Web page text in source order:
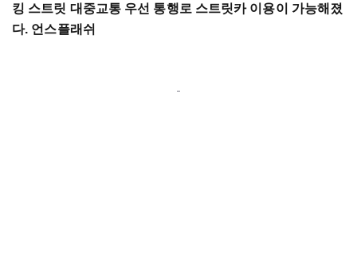
킹 스트릿 대중교통 우선 통행로 스트릿카 이용이 가능해졌
다. 언스플래쉬